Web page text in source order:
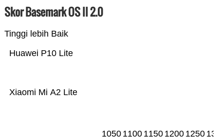
Skor Basemark OS II 2.0
Tinggi lebih Baik
Xiaomi Mi A2 Lite
Huawei P10 Lite
1050 1100 1150 1200 1250